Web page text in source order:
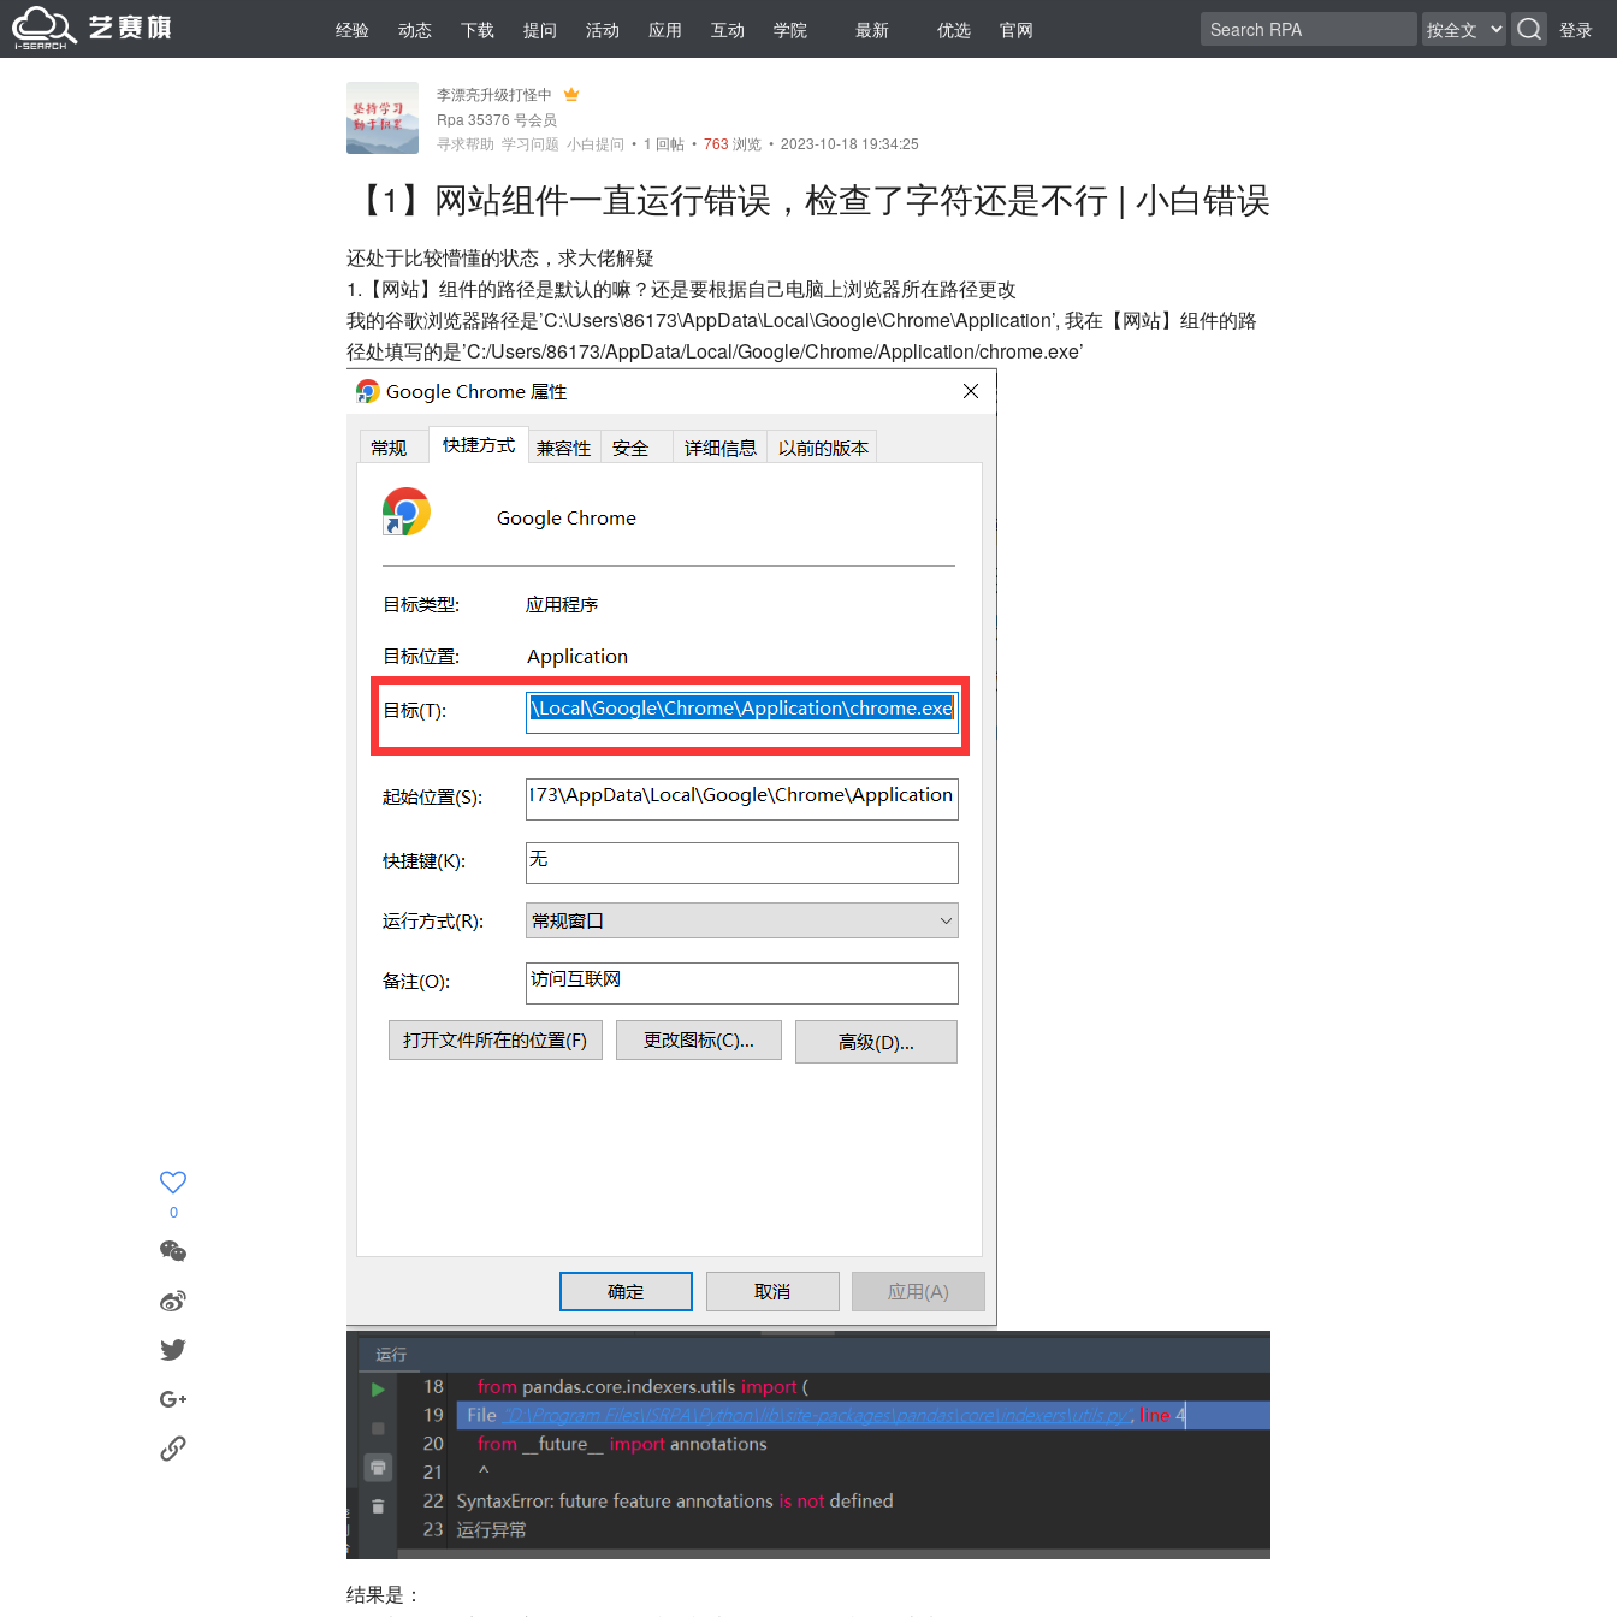
经验 动态 下载 提问 活动 应用 互动 学院 最新 优选 官网 登录
李漂亮升级打怪中
Rpa 35376 号会员
寻求帮助 学习问题 小白提问 • 1 回帖 • 763 浏览 • 2023-10-18 19:34:25
【1】网站组件一直运行错误，检查了字符还是不行 | 小白错误
还处于比较懵懂的状态，求大佬解疑
1.【网站】组件的路径是默认的嘛？还是要根据自己电脑上浏览器所在路径更改
我的谷歌浏览器路径是’C:\Users\86173\AppData\Local\Google\Chrome\Application’, 我在【网站】组件的路
径处填写的是’C:/Users/86173/AppData/Local/Google/Chrome/Application/chrome.exe’
结果是：
0